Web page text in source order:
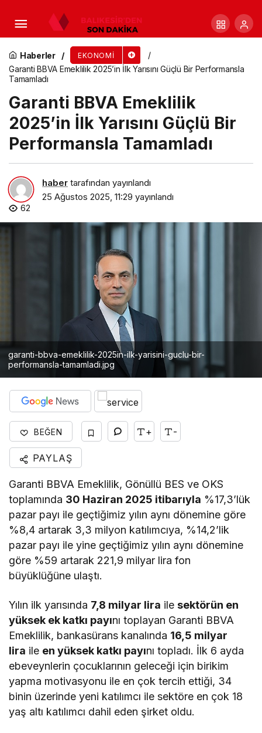
Haberler EKONOMI
Garanti BBVA Emeklilik 2025’in İlk Yarısını Güçlü Bir Performansla
Tamamladı
Garanti BBVA Emeklilik
2025’in İlk Yarısını Güçlü Bir
Performansla Tamamladı
haber tarafından yayınlandı
25 Ağustos 2025, 11:29 yayınlandı
62
garanti-bbva-emeklilik-2025in-ilk-yarisini-guclu-bir-
performansla-tamamladi.jpg
BEĞEN + -
PAYLAŞ
Garanti BBVA Emeklilik, Gönüllü BES ve OKS
toplamında 30 Haziran 2025 itibarıyla %17,3’lük
pazar payı ile geçtiğimiz yılın aynı dönemine göre
%8,4 artarak 3,3 milyon katılımcıya, %14,2’lik
pazar payı ile yine geçtiğimiz yılın aynı dönemine
göre %59 artarak 221,9 milyar lira fon
büyüklüğüne ulaştı.
Yılın ilk yarısında 7,8 milyar lira ilesektörün en
yüksek ek katkı payını toplayan Garanti BBVA
Emeklilik, bankasürans kanalında 16,5 milyar
lira ile en yüksek katkı payını topladı. İlk 6 ayda
ebeveynlerin çocuklarının geleceği için birikim
yapma motivasyonu ile en çok tercih ettiği, 34
binin üzerinde yeni katılımcı ile sektöre en çok 18
yaş altı katılımcı dahil eden şirket oldu.
Allianz Türkiye’den yapay zekâ destekli yeni
dijital sağlık çözümü: ‘Semptom Sorgulayıcı’